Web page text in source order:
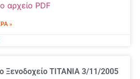
αρχείο PDF
»
Ξενοδοχείο ΤΙΤΑΝΙΑ 3/11/2005